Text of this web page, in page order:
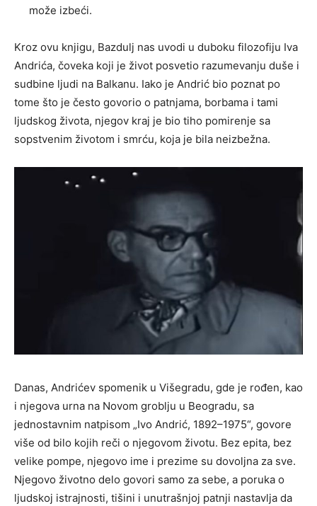
može izbeći.
Kroz ovu knjigu, Bazdulj nas uvodi u duboku filozofiju Iva
Andrića, čoveka koji je život posvetio razumevanju duše i
sudbine ljudi na Balkanu. Iako je Andrić bio poznat po
tome što je često govorio o patnjama, borbama i tami
ljudskog života, njegov kraj je bio tiho pomirenje sa
sopstvenim životom i smrću, koja je bila neizbežna.
Danas, Andrićev spomenik u Višegradu, gde je rođen, kao
i njegova urna na Novom groblju u Beogradu, sa
jednostavnim natpisom „Ivo Andrić, 1892–1975“, govore
više od bilo kojih reči o njegovom životu. Bez epita, bez
velike pompe, njegovo ime i prezime su dovoljna za sve.
Njegovo životno delo govori samo za sebe, a poruka o
ljudskoj istrajnosti, tišini i unutrašnjoj patnji nastavlja da